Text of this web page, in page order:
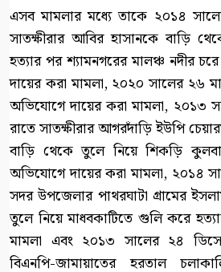
এসব মামলার মধ্যে তাকে ২০১৪
সাতক্ষীরার আবির হাসানকে বাড়ি
হত্যার পর শ্যামনগরের মালঞ্চ নদীর
দায়ের করা মামলা, ২০২০ সালের ২৬
অভিযোগে দায়ের করা মামলা, ২০১৩
রাতে সাতক্ষীরার আগরদাঁড়ি ইউপি
বাড়ি থেকে তুলে নিয়ে শিকড়ি
অভিযোগে দায়ের করা মামলা, ২০১৪
সদর উপজেলার পাথরঘাটা গ্রামের
তুলে নিয়ে মাধবকাটিতে গুলি করে
মামলা এবং ২০১৩ সালের ২৪
বিএনপি-জামায়াতের হরতাল